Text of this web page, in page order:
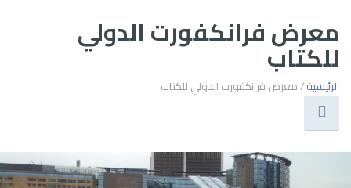
معرض فرانكفورت الدولي
للكتاب
الرئيسية/ معرض فرانكفورت الدولي للكتاب